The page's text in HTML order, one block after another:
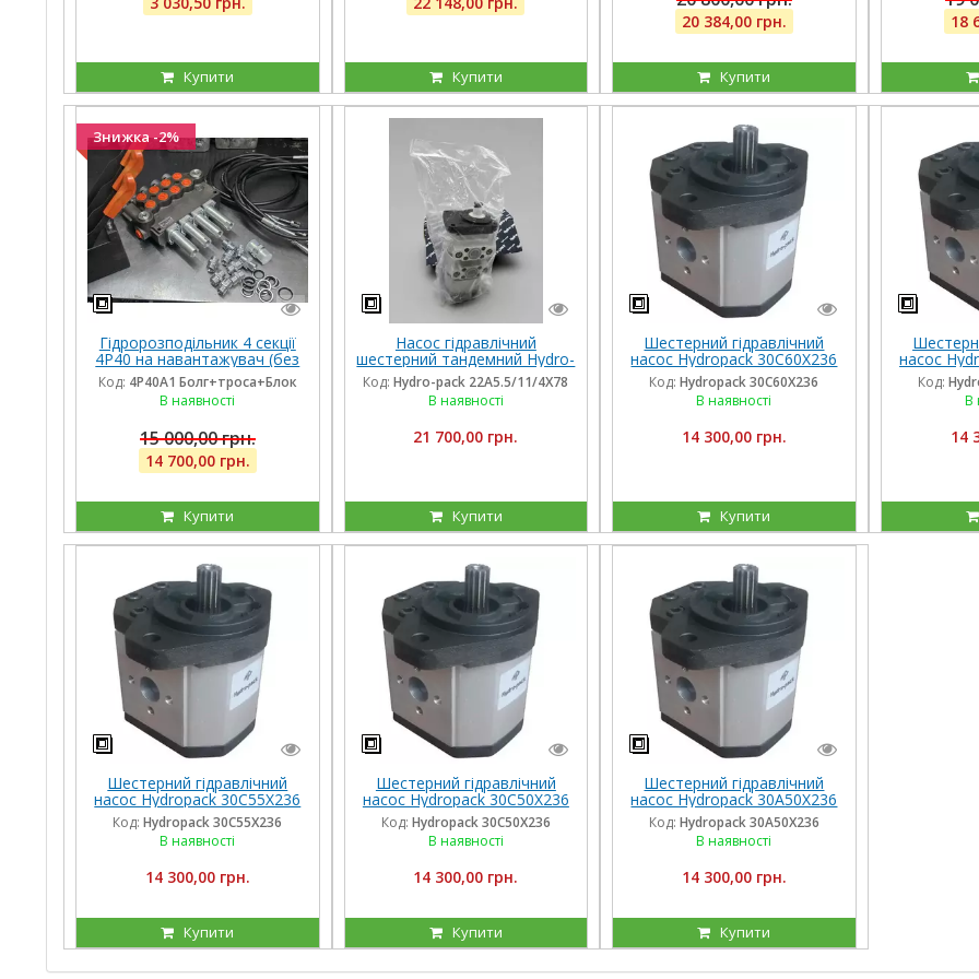
Купити Купити
20 384,00 грн.
Купити
18
Знижка -2%
Гідророзподільник 4 секції
4Р40 на навантажувач (без
плаваючих секцій), троса та
блок важелів, штуцера
Код: 4Р40А1 Болг+троса+Блок
В наявності
15 000,00 грн.
14 700,00 грн.
Купити
Насос гідравлічний
шестерний тандемний Hydro-
pack 22A5.5/11/4X780DSS для
CLAAS
Код: Hydro-pack 22A5.5/11/4X78
В наявності
21 700,00 грн.
Купити
Шестерний гідравлічний
насос Hydropack 30C60X236
(60 см3) правого обертання
Код: Hydropack 30C60X236
В наявності
14 300,00 грн.
Купити
насос
(60 см3)
Код:
В
14
Шестерний гідравлічний
насос Hydropack 30C55X236
(55 см3) правого обертання
Код: Hydropack 30C55X236
В наявності
14 300,00 грн.
Купити
Шестерний гідравлічний
насос Hydropack 30C50X236
(50 см3) правого обертання
Код: Hydropack 30C50X236
В наявності
14 300,00 грн.
Купити
Шестерний гідравлічний
насос Hydropack 30A50X236
(50 см3) лівого обертання
Код: Hydropack 30A50X236
В наявності
14 300,00 грн.
Купити